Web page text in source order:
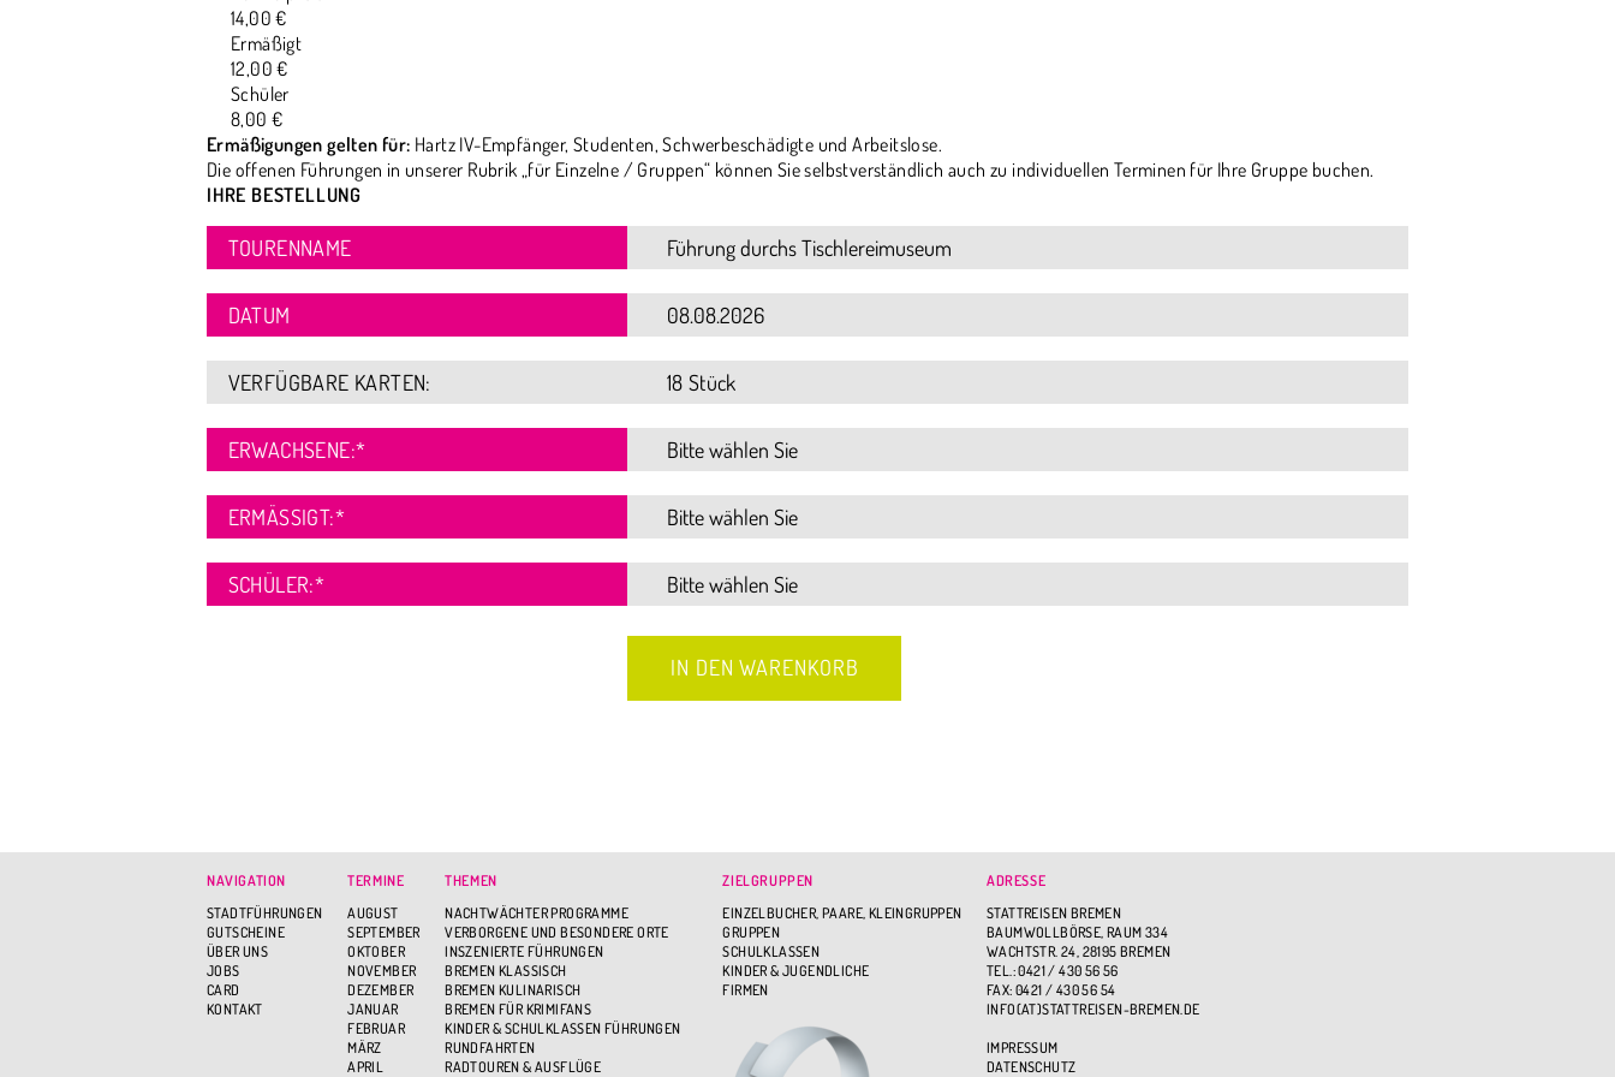
14,00 €
Ermäßigt
12,00 €
Schüler
8,00 €
Ermäßigungen gelten für: Hartz IV-Empfänger, Studenten, Schwerbeschädigte und Arbeitslose.
Die offenen Führungen in unserer Rubrik „für Einzelne / Gruppen“ können Sie selbstverständlich auch zu individuellen Terminen für Ihre Gruppe buchen.
IHRE BESTELLUNG
TOURENNAME
DATUM
VERFÜGBARE KARTEN: 18 Stück
ERWACHSENE:*
ERMÄSSIGT: *
SCHÜLER:*
NAVIGATION
STADTFÜHRUNGEN
GUTSCHEINE
ÜBER UNS
JOBS
CARD
KONTAKT
TERMINE
AUGUST
SEPTEMBER
OKTOBER
NOVEMBER
DEZEMBER
JANUAR
FEBRUAR
MÄRZ
APRIL
THEMEN
NACHTWÄCHTER PROGRAMME
VERBORGENE UND BESONDERE ORTE
INSZENIERTE FÜHRUNGEN
BREMEN KLASSISCH
BREMEN KULINARISCH
BREMEN FÜR KRIMIFANS
KINDER & SCHULKLASSEN FÜHRUNGEN
RUNDFAHRTEN
RADTOUREN & AUSFLÜGE
ZIELGRUPPEN
EINZELBUCHER, PAARE, KLEINGRUPPEN
GRUPPEN
SCHULKLASSEN
KINDER & JUGENDLICHE
FIRMEN
ADRESSE
STATTREISEN BREMEN
BAUMWOLLBÖRSE, RAUM 334
WACHTSTR. 24, 28195 BREMEN
TEL.: 0421 / 430 56 56
FAX: 0421 / 430 56 54
INFO(AT)STATTREISEN-BREMEN.DE
IMPRESSUM
DATENSCHUTZ